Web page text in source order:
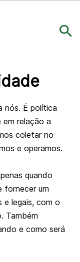
nós. É política
relação a
coletar no
e operamos.
quando
fornecer um
e legais, com o
Também
e como será